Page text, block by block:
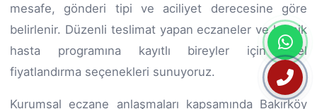
mesafe, gönderi tipi ve aciliyet derecesine göre
belirlenir. Düzenli teslimat yapan eczaneler ve kronik
hasta programına kayıtlı bireyler için özel
fiyatlandırma seçenekleri sunuyoruz.
Kurumsal eczane anlaşmaları kapsamında Bakırköy